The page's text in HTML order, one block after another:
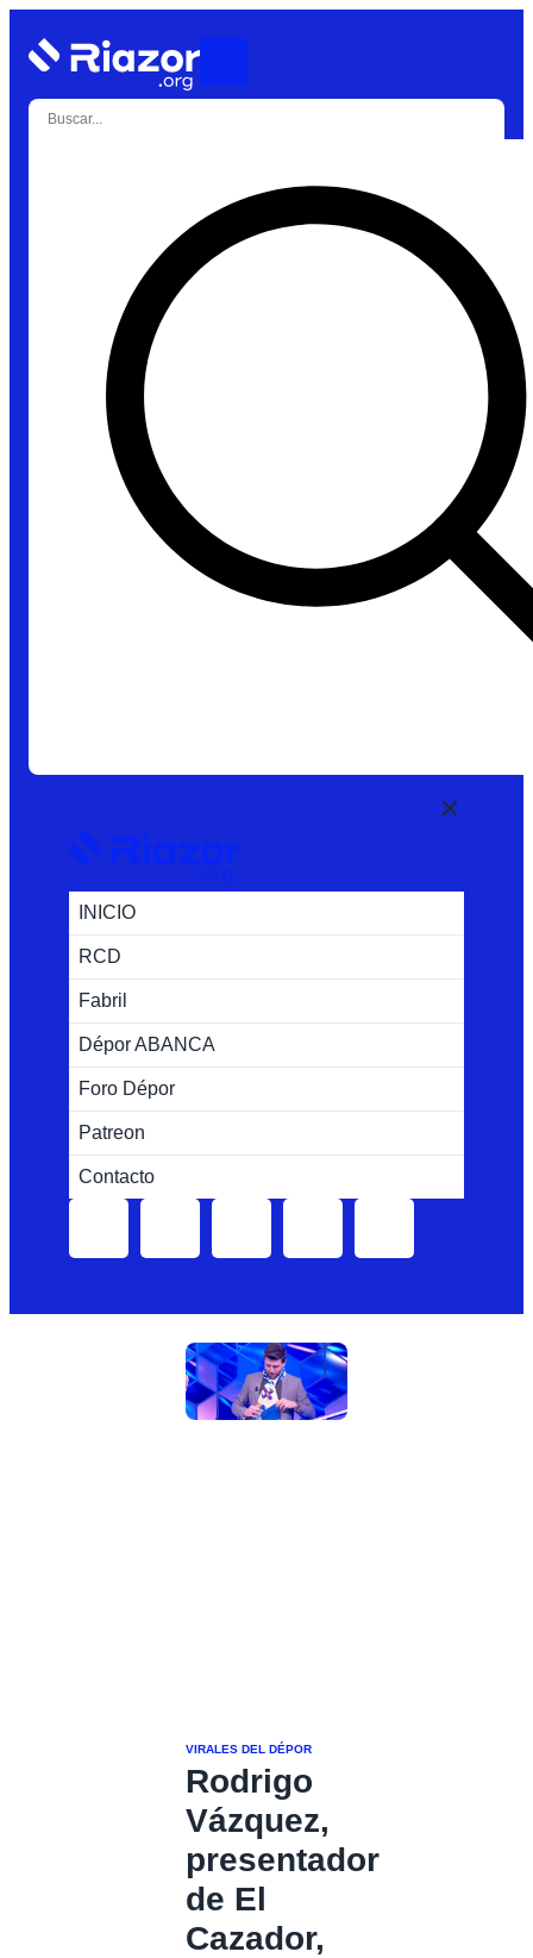
INICIO
RCD
Fabril
Dépor ABANCA
Foro Dépor
Patreon
Contacto
VIRALES DEL DÉPOR
Rodrigo
Vázquez,
presentador
de El
Cazador,